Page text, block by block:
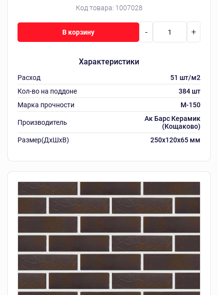
Код товара: 1007028
Характеристики
Расход
51 шт/м2
Кол-во на поддоне
384 шт
Марка прочности
M-150
Производитель
Ак Барс Керамик
(Кощаково)
Размер(ДхШхВ)
250х120х65 мм
- +
В корзину